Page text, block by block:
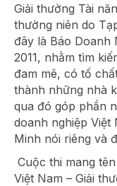
Giải thưởng Tài
thường niên do
đây là Báo Doanh
2011, nhằm tìm
đam mê, có tố
thành những nhà
qua đó góp phần
doanh nghiệp Việt
Minh nói riêng và
Cuộc thi mang
Việt Nam – Giải